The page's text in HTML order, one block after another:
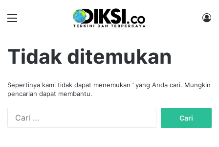
Tidak ditemukan
Sepertinya kami tidak dapat menemukan ’ yang Anda cari. Mungkin
pencarian dapat membantu.